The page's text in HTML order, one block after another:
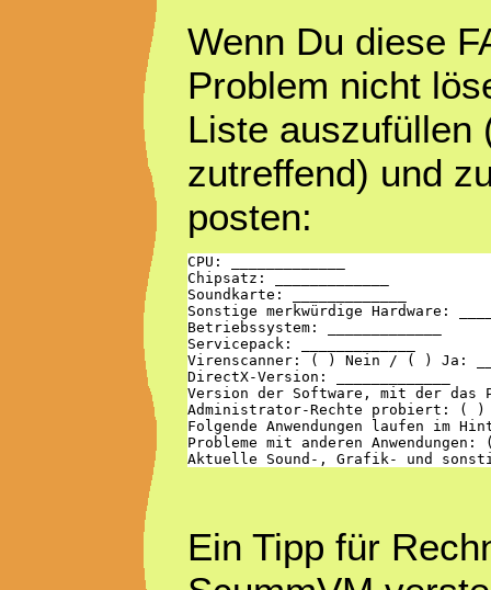
Wenn Du diese
Problem nicht
Liste auszufüllen
zutreffend) und
posten:
CPU: _____________
Chipsatz: _____________
Soundkarte: _____________
Sonstige merkwürdige Hardware:
Betriebssystem: _____________
Servicepack: _____________
Virenscanner: ( ) Nein / ( ) Ja:
DirectX-Version: _____________
Version der Software, mit der das
Administrator-Rechte probiert:
Folgende Anwendungen laufen im
Probleme mit anderen
Ein Tipp für